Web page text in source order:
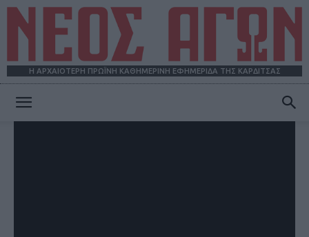
Η ΑΡΧΑΙΟΤΕΡΗ ΠΡΩΪΝΗ ΚΑΘΗΜΕΡΙΝΗ ΕΦΗΜΕΡΙΔΑ ΤΗΣ ΚΑΡΔΙΤΣΑΣ